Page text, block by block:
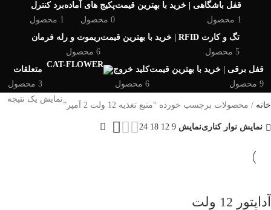
قفل باشگاهی | خرید با بهترین قیمت
1 محصول
پکیج های آماده
0 محصول
برد کنترل
1 محصول
تگ و کارت RFID | خرید با بهترین قیمت
5 محصول
ریموت و رله فرمان
6 محصول
قفل برقی | خرید با بهترین قیمت
9 محصول
کلید خروج
6 محصول
متعلقات
3 محصول
خانه محصولات برچسب خورده “منبع تغذیه 12 ولت 2 آمپر”
نمایش یک نتیجه
نمایش نوار کنارینمایش 9
12
18
24
آداپتور 12 ولت